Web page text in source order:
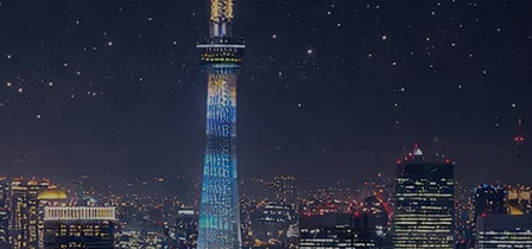
秘伝公開！吉凶カレンダー